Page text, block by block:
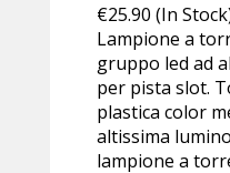
€25.90 (In
Lampione a
gruppo led ad
per pista slot.
plastica color
altissima
lampione a